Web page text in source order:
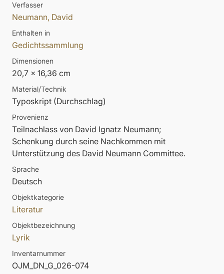
Verfasser
Neumann, David
Enthalten in
Gedichtssammlung
Dimensionen
20,7 x 16,36 cm
Material/Technik
Typoskript (Durchschlag)
Provenienz
Teilnachlass von David Ignatz Neumann;
Schenkung durch seine Nachkommen mit
Unterstützung des David Neumann Committee.
Sprache
Deutsch
Objektkategorie
Literatur
Objektbezeichnung
Lyrik
Inventarnummer
OJM_DN_G_026-074